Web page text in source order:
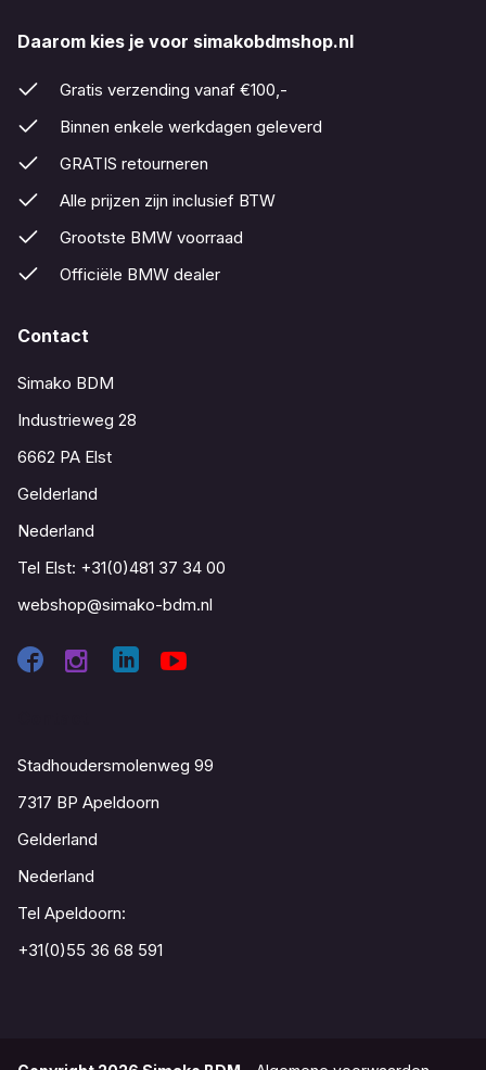
Daarom kies je voor simakobdmshop.nl
Gratis verzending vanaf €100,-
Binnen enkele werkdagen geleverd
GRATIS retourneren
Alle prijzen zijn inclusief BTW
Grootste BMW voorraad
Officiële BMW dealer
Contact
Simako BDM
Industrieweg 28
6662 PA Elst
Gelderland
Nederland
Tel Elst: +31(0)481 37 34 00
webshop@simako-bdm.nl
Stadhoudersmolenweg 99
7317 BP Apeldoorn
Gelderland
Nederland
Tel Apeldoorn:
+31(0)55 36 68 591